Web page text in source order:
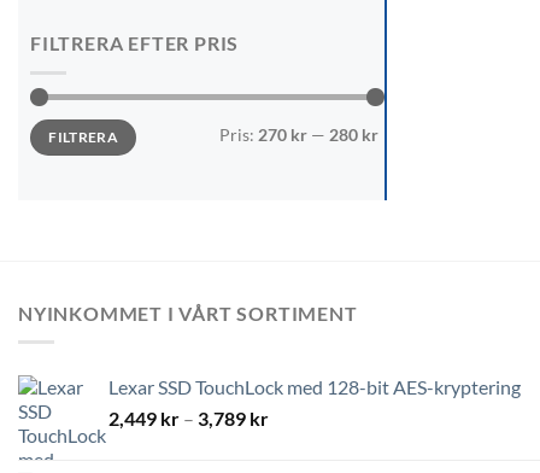
FILTRERA EFTER PRIS
Min
pris
Max
prisFILTRERA Pris: 270 kr — 280 kr
NYINKOMMET I VÅRT SORTIMENT
Lexar SSD TouchLock med 128-bit AES-kryptering
2,449 kr – 3,789 krPrisintervall: